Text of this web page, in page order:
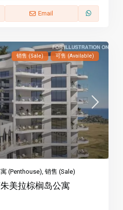
Email
销售 (Sale) 可售 (Available)
(Penthouse),销售 (Sale)
美拉棕榈岛公寓